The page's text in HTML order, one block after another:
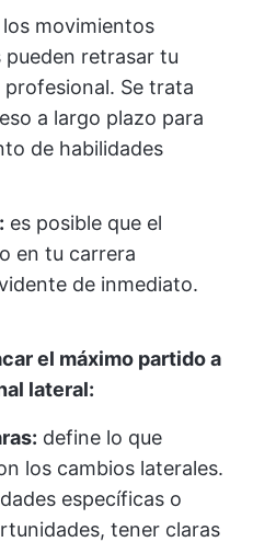
los movimientos
retrasar tu
profesional. Se trata
a largo plazo para
de habilidades
es posible que el
en tu carrera
de inmediato.
el máximo partido a
lateral:
define lo que
los cambios laterales.
específicas o
tener claras